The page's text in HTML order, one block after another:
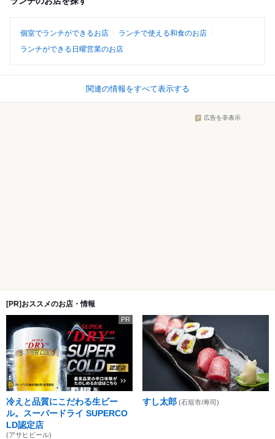
個室でランチができるお店
ランチで使える和食のお店
ランチができる日曜営業のお店
関連の情報をすべて表示する
広告を非表示
[PR]おススメのお店・情報
PR
冷えと品質にこだわる生ビー
ル。スーパードライ SUPERCO
LD認定店
(アサヒビール)
すし太郎 (石垣市/寿司)